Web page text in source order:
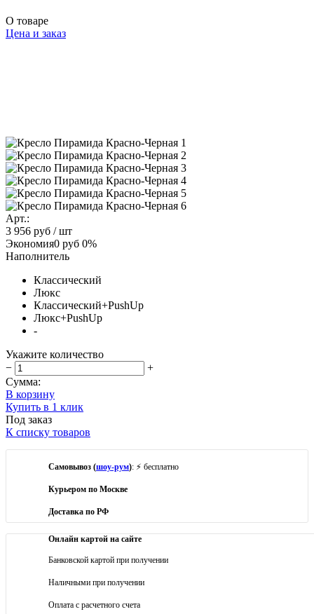
О товаре
Цена и заказ
Арт.:
3 956 руб / шт
Экономия0 руб 0%
Наполнитель
Классический
Люкс
Классический+PushUp
Люкс+PushUp
-
Укажите количество
−
+
Сумма:
В корзину
Купить в 1 клик
Под заказ
К списку товаров
Самовывоз (шоу-рум): ⚡ бесплатно
Курьером по Москве
Доставка по РФ
Онлайн картой на сайте
Банковской картой при получении
Наличными при получении
Оплата с расчетного счета